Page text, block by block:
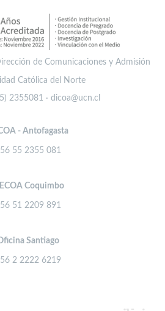
de Comunicaciones y Admisión
Católica del Norte
2355081 · dicoa@ucn.cl
- Antofagasta
55 2355 081
Coquimbo
51 2209 891
Santiago
2 2222 6219